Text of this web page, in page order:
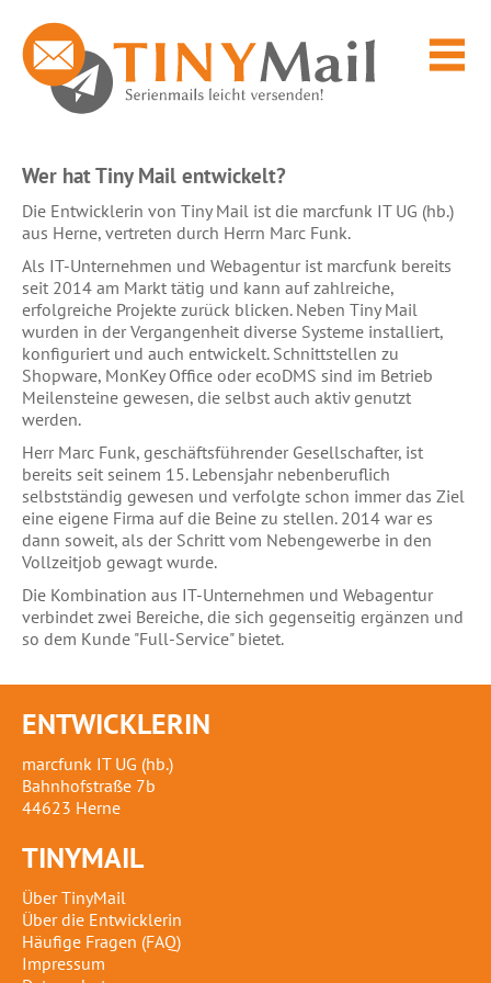
Wer hat Tiny Mail entwickelt?
Die Entwicklerin von Tiny Mail ist die marcfunk IT UG (hb.)
aus Herne, vertreten durch Herrn Marc Funk.
Als IT-Unternehmen und Webagentur ist marcfunk bereits
seit 2014 am Markt tätig und kann auf zahlreiche,
erfolgreiche Projekte zurück blicken. Neben Tiny Mail
wurden in der Vergangenheit diverse Systeme installiert,
konfiguriert und auch entwickelt. Schnittstellen zu
Shopware, MonKey Office oder ecoDMS sind im Betrieb
Meilensteine gewesen, die selbst auch aktiv genutzt
werden.
Herr Marc Funk, geschäftsführender Gesellschafter, ist
bereits seit seinem 15. Lebensjahr nebenberuflich
selbstständig gewesen und verfolgte schon immer das Ziel
eine eigene Firma auf die Beine zu stellen. 2014 war es
dann soweit, als der Schritt vom Nebengewerbe in den
Vollzeitjob gewagt wurde.
Die Kombination aus IT-Unternehmen und Webagentur
verbindet zwei Bereiche, die sich gegenseitig ergänzen und
so dem Kunde "Full-Service" bietet.
ENTWICKLERIN
marcfunk IT UG (hb.)
Bahnhofstraße 7b
44623 Herne
TINYMAIL
Über TinyMail
Über die Entwicklerin
Häufige Fragen (FAQ)
Impressum